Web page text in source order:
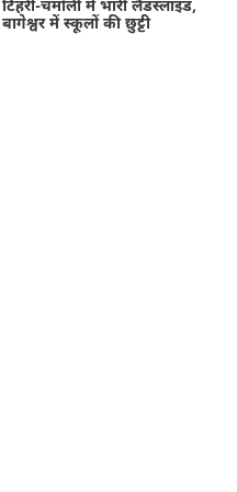
टिहरी-चमोली में भारी लैंडस्लाइड,
बागेश्वर में स्कूलों की छुट्टी